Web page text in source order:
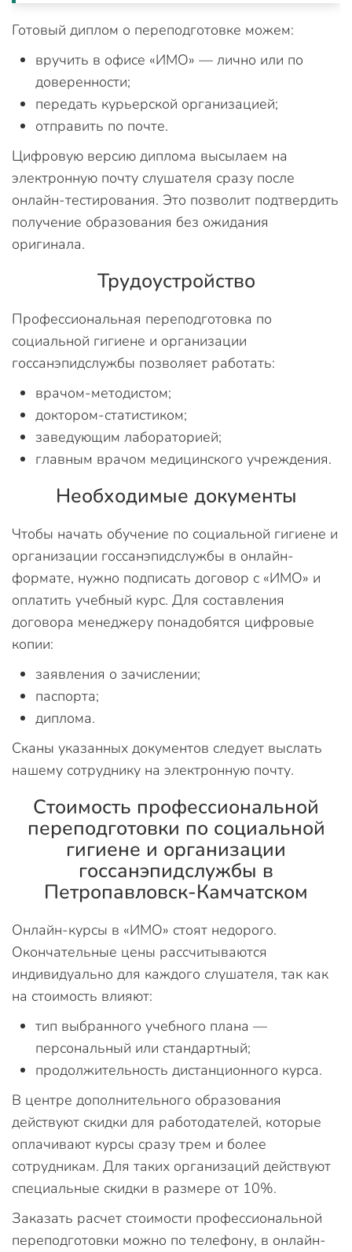
Готовый диплом о переподготовке можем:
вручить в офисе «ИМО» — лично или по
доверенности;
передать курьерской организацией;
отправить по почте.
Цифровую версию диплома высылаем на
электронную почту слушателя сразу после
онлайн-тестирования. Это позволит подтвердить
получение образования без ожидания
оригинала.
Трудоустройство
Профессиональная переподготовка по
социальной гигиене и организации
госсанэпидслужбы позволяет работать:
врачом-методистом;
доктором-статистиком;
заведующим лабораторией;
главным врачом медицинского учреждения.
Необходимые документы
Чтобы начать обучение по социальной гигиене и
организации госсанэпидслужбы в онлайн-
формате, нужно подписать договор с «ИМО» и
оплатить учебный курс. Для составления
договора менеджеру понадобятся цифровые
копии:
заявления о зачислении;
паспорта;
диплома.
Сканы указанных документов следует выслать
нашему сотруднику на электронную почту.
Стоимость профессиональной
переподготовки по социальной
гигиене и организации
госсанэпидслужбы в
Петропавловск-Камчатском
Онлайн-курсы в «ИМО» стоят недорого.
Окончательные цены рассчитываются
индивидуально для каждого слушателя, так как
на стоимость влияют:
тип выбранного учебного плана —
персональный или стандартный;
продолжительность дистанционного курса.
В центре дополнительного образования
действуют скидки для работодателей, которые
оплачивают курсы сразу трем и более
сотрудникам. Для таких организаций действуют
специальные скидки в размере от 10%.
Заказать расчет стоимости профессиональной
переподготовки можно по телефону, в онлайн-